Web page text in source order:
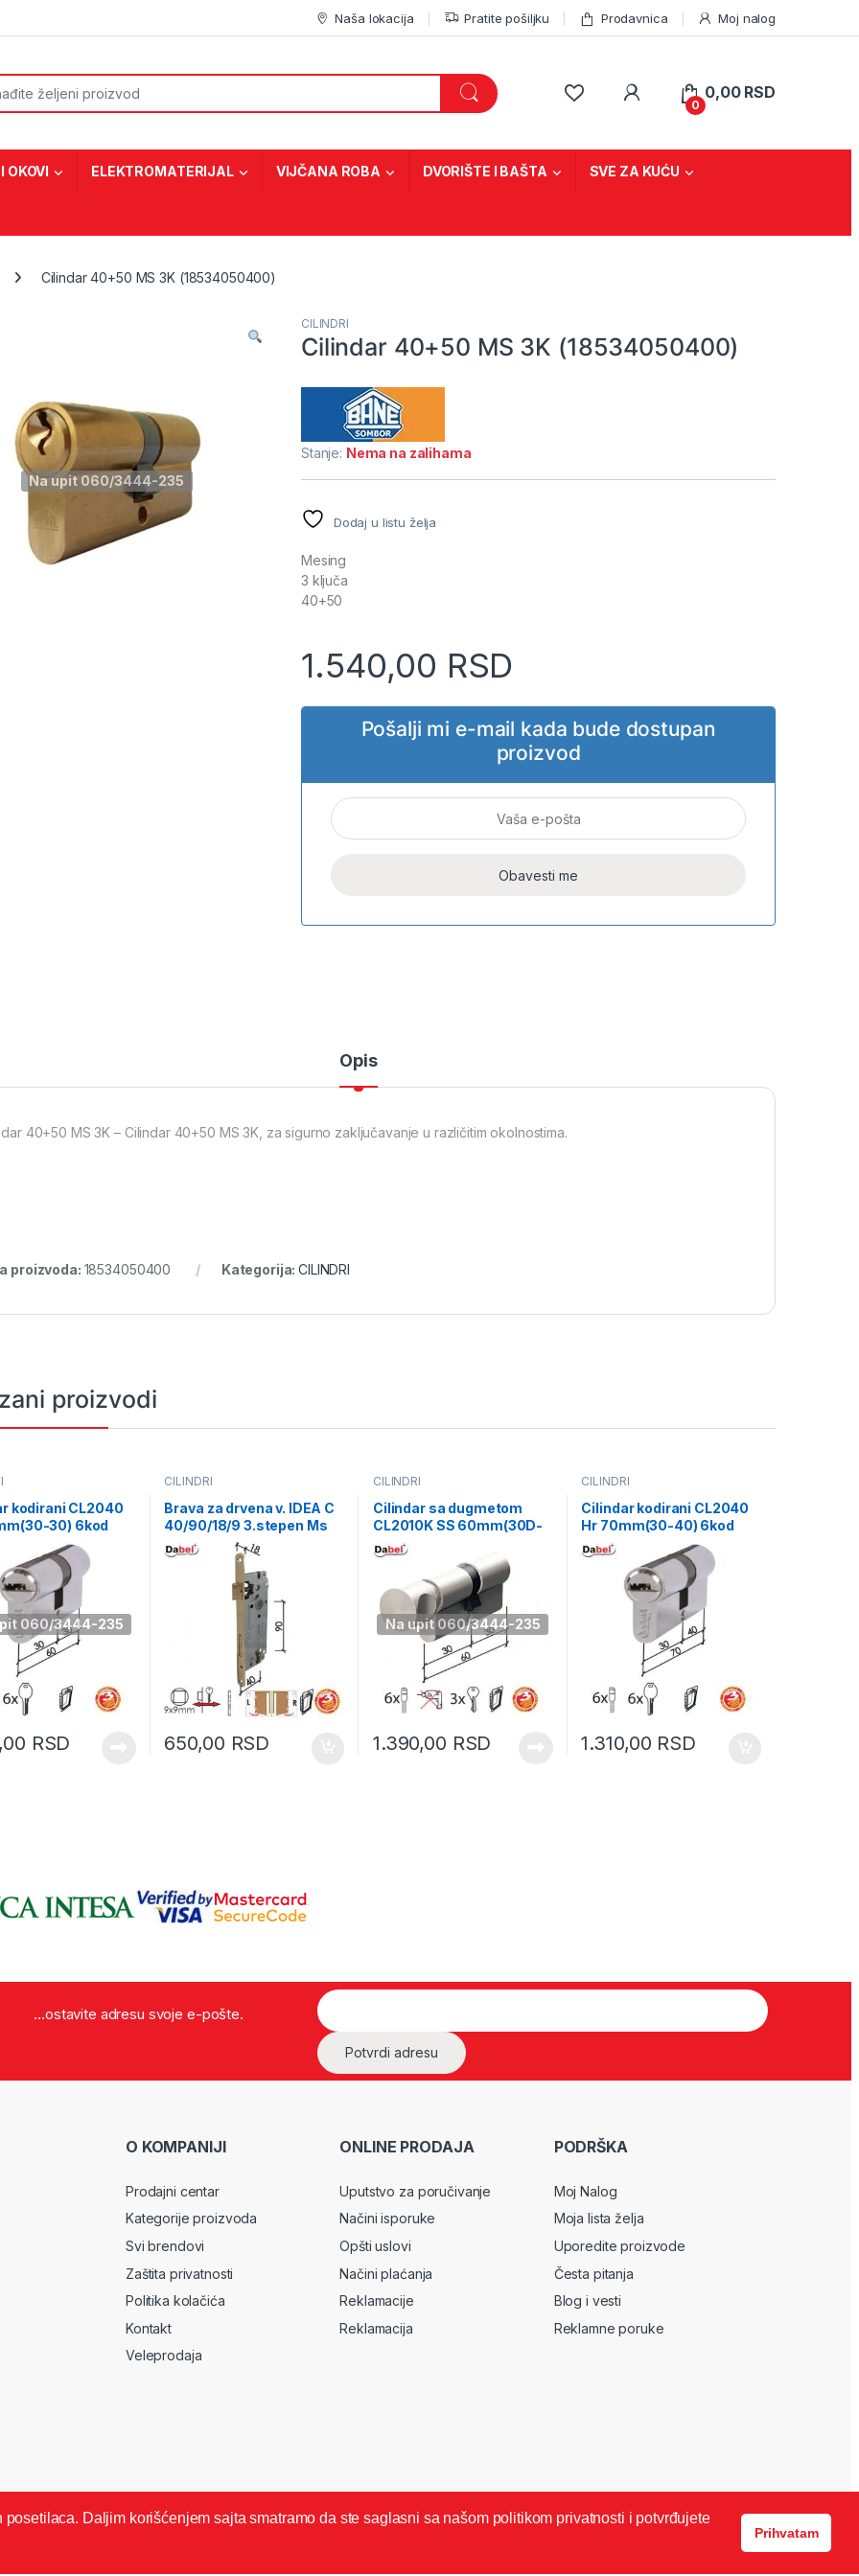
Naša lokacija Pratite pošiljku Prodavnica Moj nalog
0
0,00 RSD
OKOVI ELEKTROMATERIJAL VIJČANA ROBA DVORIŠTE I BAŠTA SVE ZA KUĆU
Cilindar 40+50 MS 3K (18534050400)
Na upit 060/3444-235
CILINDRI
Cilindar 40+50 MS 3K (18534050400)
Stanje: Nema na zalihama
Dodaj u listu želja
Mesing
3 ključa
40+50
1.540,00 RSD
Pošalji mi e-mail kada bude dostupan
proizvod
Opis
40+50 MS 3K – Cilindar 40+50 MS 3K, za sigurno zaključavanje u različitim okolnostima.
proizvoda: 18534050400 Kategorija:CILINDRI
proizvodi
060/3444-235
kodirani CL2040
30) 6kod
RSD
CILINDRI
Brava za drvena v. IDEA C
40/90/18/9 3.stepen Ms
DBP1
650,00 RSD
Na upit 060/3444-235
CILINDRI
Cilindar sa dugmetom
CL2010K SS 60mm(30D-
30) 3K DBP1 0106297
1.390,00 RSD
CILINDRI
Cilindar kodirani CL2040
Hr 70mm(30-40) 6kod
DBP1 0106139
1.310,00 RSD
...ostavite adresu svoje e-pošte.
O KOMPANIJI
Prodajni centar
Kategorije proizvoda
Svi brendovi
Zaštita privatnosti
Politika kolačića
Kontakt
Veleprodaja
ONLINE PRODAJA
Uputstvo za poručivanje
Načini isporuke
Opšti uslovi
Načini plaćanja
Reklamacije
Reklamacija
PODRŠKA
Moj Nalog
Moja lista želja
Uporedite proizvode
Česta pitanja
Blog i vesti
Reklamne poruke
Daljim korišćenjem sajta smatramo da ste saglasni sa našom politikom privatnosti i potvrđujete
Prihvatam